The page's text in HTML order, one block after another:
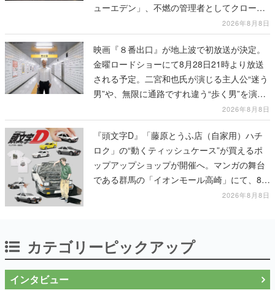
ューエデン」、不燃の管理者としてクローン
人間を増やし、加工して神に捧げる2026年8月8日
映画『８番出口』が地上波で初放送が決定。
金曜ロードショーにて8月28日21時より放送
される予定。二宮和也氏が演じる主人公“迷う
男”や、無限に通路ですれ違う“歩く男”を演じ
2026年8月8日
『頭文字D』「藤原とうふ店（自家用）ハチ
ロク」の“動くティッシュケース”が買えるポ
ップアップショップが開催へ。マンガの舞台
である群馬の「イオンモール高崎」にて、8月
11日から8月20日までの期間限定で開催予定
2026年8月8日
カテゴリーピックアップ
インタビュー